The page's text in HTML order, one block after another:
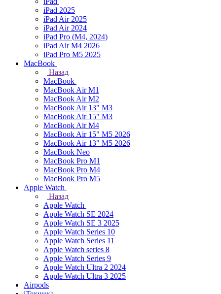
iPad 2025
iPad Air 2025
iPad Air 2024
iPad Pro (M4, 2024)
iPad Air M4 2026
iPad Pro M5 2025
MacBook
Назад
MacBook
MacBook Air M1
MacBook Air M2
MacBook Air 13" M3
MacBook Air 15" M3
MacBook Air M4
MacBook Air 15" М5 2026
MacBook Air 13" М5 2026
MacBook Neo
MacBook Pro M1
MacBook Pro M4
MacBook Pro M5
Apple Watch
Назад
Apple Watch
Apple Watch SE 2024
Apple Watch SE 3 2025
Apple Watch Series 10
Apple Watch Series 11
Apple Watch series 8
Apple Watch Series 9
Apple Watch Ultra 2 2024
Apple Watch Ultra 3 2025
Airpods